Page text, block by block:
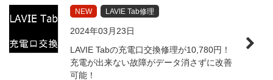
NEW LAVIE Tab修理
2024年03月23日
LAVIE Tabの充電口交換修理が10,780円！
充電が出来ない故障がデータ消さずに改善
可能！